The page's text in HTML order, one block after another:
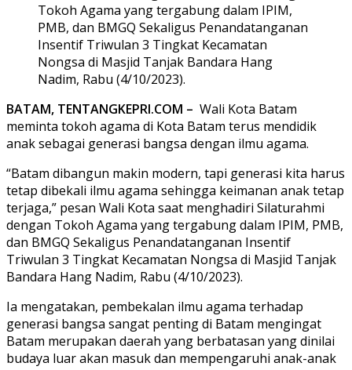
Tokoh Agama yang tergabung dalam IPIM,
PMB, dan BMGQ Sekaligus Penandatanganan
Insentif Triwulan 3 Tingkat Kecamatan
Nongsa di Masjid Tanjak Bandara Hang
Nadim, Rabu (4/10/2023).
BATAM, TENTANGKEPRI.COM – Wali Kota Batam
meminta tokoh agama di Kota Batam terus mendidik
anak sebagai generasi bangsa dengan ilmu agama.
“Batam dibangun makin modern, tapi generasi kita harus
tetap dibekali ilmu agama sehingga keimanan anak tetap
terjaga,” pesan Wali Kota saat menghadiri Silaturahmi
dengan Tokoh Agama yang tergabung dalam IPIM, PMB,
dan BMGQ Sekaligus Penandatanganan Insentif
Triwulan 3 Tingkat Kecamatan Nongsa di Masjid Tanjak
Bandara Hang Nadim, Rabu (4/10/2023).
Ia mengatakan, pembekalan ilmu agama terhadap
generasi bangsa sangat penting di Batam mengingat
Batam merupakan daerah yang berbatasan yang dinilai
budaya luar akan masuk dan mempengaruhi anak-anak